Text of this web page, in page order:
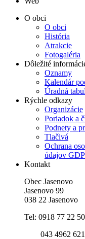
O obci
O obci
História
Atrakcie
Fotogaléria
Dôležité
Oznamy
Kalendár
Úradná
Rýchle odkazy
Organizácie
Poriadok a
Podnety a
Tlačivá
Ochrana
údajov
Kontakt
Obec Jasenovo
Jasenovo 99
038 22 Jasenovo
Tel: 0918 77 22 50
043 4962 621